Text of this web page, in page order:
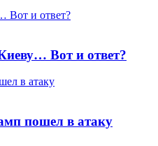
Вот и ответ?
Вот и ответ?
в атаку
пошел в атаку